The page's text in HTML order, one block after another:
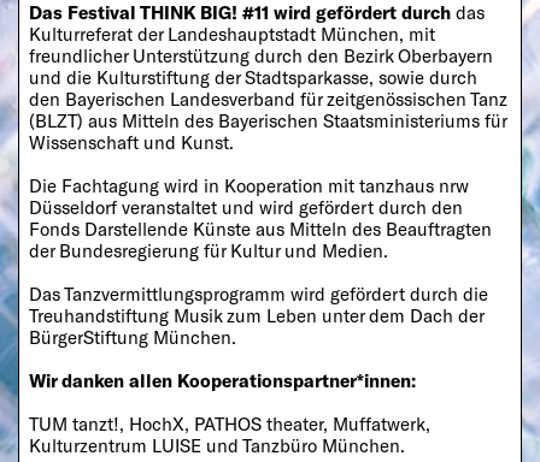
Das Festival THINK BIG! #11 wird gefördert durch das
Kulturreferat der Landeshauptstadt München, mit
freundlicher Unterstützung durch den Bezirk Oberbayern
und die Kulturstiftung der Stadtsparkasse, sowie durch
den Bayerischen Landesverband für zeitgenössischen Tanz
(BLZT) aus Mitteln des Bayerischen Staatsministeriums für
Wissenschaft und Kunst.
Die Fachtagung wird in Kooperation mit tanzhaus nrw
Düsseldorf veranstaltet und wird gefördert durch den
Fonds Darstellende Künste aus Mitteln des Beauftragten
der Bundesregierung für Kultur und Medien.
Das Tanzvermittlungsprogramm wird gefördert durch die
Treuhandstiftung Musik zum Leben unter dem Dach der
BürgerStiftung München.
Wir danken allen Kooperationspartner*innen:
TUM tanzt!, HochX, PATHOS theater, Muffatwerk,
Kulturzentrum LUISE und Tanzbüro München.